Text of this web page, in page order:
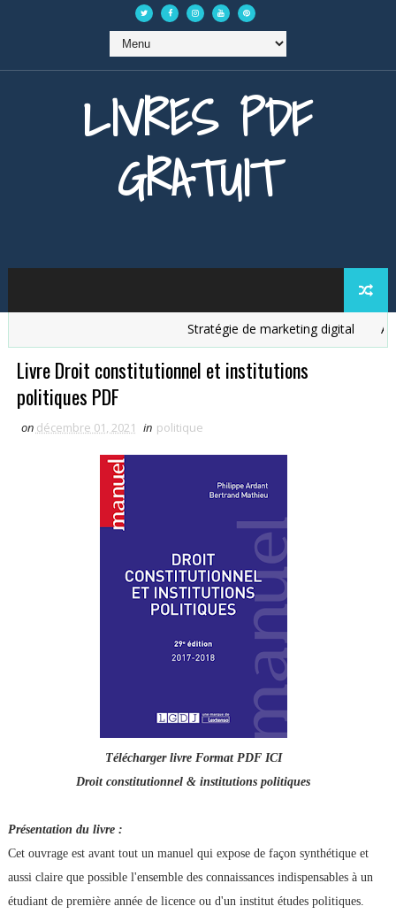
LIVRES PDF
GRATUIT
Stratégie de marketing digital
Livre Droit constitutionnel et institutions
politiques PDF
on décembre 01, 2021 in politique
Télécharger livre Format PDF ICI
Droit constitutionnel & institutions politiques
Présentation du livre :
Cet ouvrage est avant tout un manuel qui expose de façon synthétique et
aussi claire que possible l'ensemble des connaissances indispensables à un
étudiant de première année de licence ou d'un institut études politiques.